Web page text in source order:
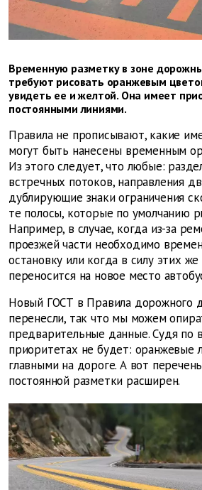
Временную разметку в зоне
требуют рисовать оранжевым
увидеть ее и желтой. Она имеет
постоянными линиями.
Правила не прописывают, какие
могут быть нанесены временным
Из этого следует, что любые:
встречных потоков, направления
дублирующие знаки ограничения
те полосы, которые по умолчанию
Например, в случае, когда из-за
проезжей части необходимо
остановку или когда в силу этих
переносится на новое место
Новый ГОСТ в Правила дорожного
перенесли, так что мы можем
предварительные данные. Судя по
приоритетах не будет: оранжевые
главными на дороге. А вот
постоянной разметки расширен.